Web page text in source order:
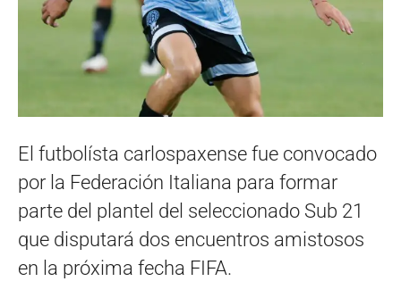
El futbolísta carlospaxense fue convocado
por la Federación Italiana para formar
parte del plantel del seleccionado Sub 21
que disputará dos encuentros amistosos
en la próxima fecha FIFA.